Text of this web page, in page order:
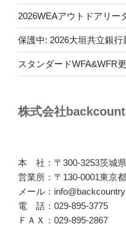
2026WEAアウトドアリー
保護中: 2026大垣共立銀
スタンダードWFA&WFR
株式会社
本 社：〒300-3253茨城
営業所：〒130-0001東京
メール：
電 話：029-895-3775
ＦＡＸ：029-895-2867